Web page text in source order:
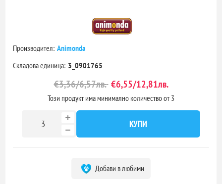
Производител: Animonda
Складова единица: 3_0901765
€3,36/6,57лв. €6,55/12,81лв.
Този продукт има минимално количество от 3
КУПИ
Добави в любими